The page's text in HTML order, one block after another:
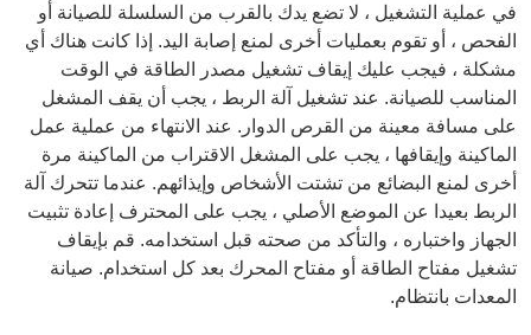
في عملية التشغيل ، لا تضع يدك بالقرب من السلسلة للصيانة أو
الفحص ، أو تقوم بعمليات أخرى لمنع إصابة اليد. إذا كانت هناك أي
مشكلة ، فيجب عليك إيقاف تشغيل مصدر الطاقة في الوقت
المناسب للصيانة. عند تشغيل آلة الربط ، يجب أن يقف المشغل
على مسافة معينة من القرص الدوار. عند الانتهاء من عملية عمل
الماكينة وإيقافها ، يجب على المشغل الاقتراب من الماكينة مرة
أخرى لمنع البضائع من تشتت الأشخاص وإيذائهم. عندما تتحرك آلة
الربط بعيدا عن الموضع الأصلي ، يجب على المحترف إعادة تثبيت
الجهاز واختباره ، والتأكد من صحته قبل استخدامه. قم بإيقاف
تشغيل مفتاح الطاقة أو مفتاح المحرك بعد كل استخدام. صيانة
المعدات بانتظام.